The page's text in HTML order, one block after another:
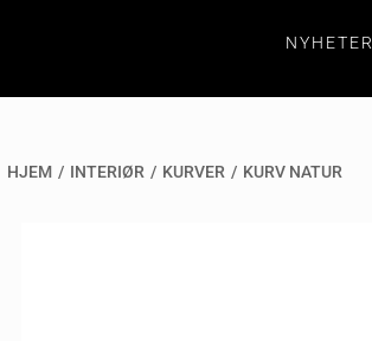
NYHETER
HJEM / INTERIØR / KURVER / KURV NATUR